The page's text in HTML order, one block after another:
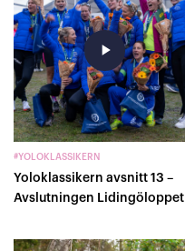
play_arrow
#YOLOKLASSIKERN
Yoloklassikern avsnitt 13 –
Avslutningen Lidingöloppet